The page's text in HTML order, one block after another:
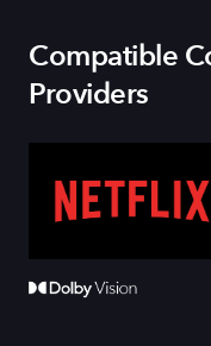
Compatible
Providers